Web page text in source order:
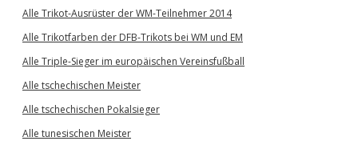
Alle Trikot-Ausrüster der WM-Teilnehmer 2014
Alle Trikotfarben der DFB-Trikots bei WM und EM
Alle Triple-Sieger im europäischen Vereinsfußball
Alle tschechischen Meister
Alle tschechischen Pokalsieger
Alle tunesischen Meister